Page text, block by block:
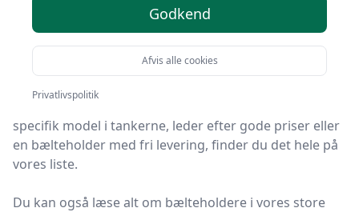
Find de bedste bælteholdere på HandyGuiden! Vi har
udvalgt 5 top-produkter, så du er sikret kvalitet og
værdi.
Så uanset om du vægter høj kvalitet, allerede har en
specifik model i tankerne, leder efter gode priser eller
en bælteholder med fri levering, finder du det hele på
vores liste.
Du kan også læse alt om bælteholdere i vores store
Godkend
Afvis alle cookies
Privatlivspolitik